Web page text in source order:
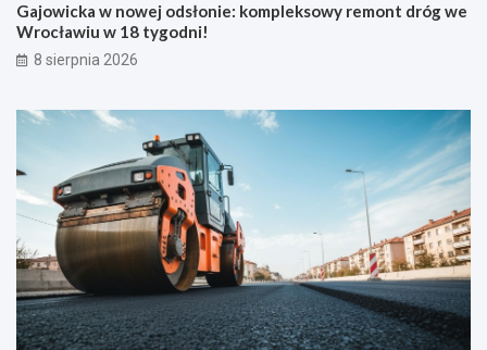
Gajowicka w nowej odsłonie: kompleksowy remont dróg we
Wrocławiu w 18 tygodni!
8 sierpnia 2026